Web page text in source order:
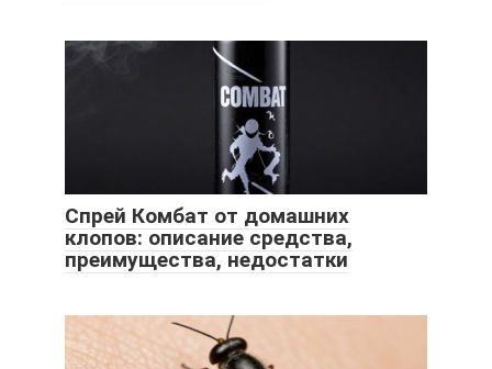
Спрей Комбат от домашних
клопов: описание средства,
преимущества, недостатки